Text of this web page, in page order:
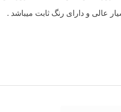
عالی و دارای رنگ ثابت میباشد .